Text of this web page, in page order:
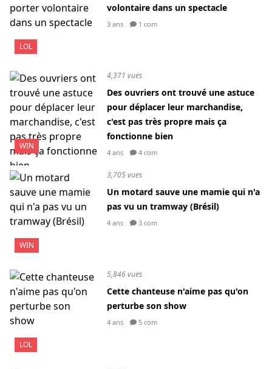
LOL
volontaire dans un spectacle
3 ans 1 com
WIN
4,371 vues
Des ouvriers ont trouvé une astuce
pour déplacer leur marchandise,
c'est pas très propre mais ça
fonctionne bien
4 ans 4 com
WIN
3,705 vues
Un motard sauve une mamie qui n'a
pas vu un tramway (Brésil)
4 ans 3 com
LOL
5,846 vues
Cette chanteuse n'aime pas qu'on
perturbe son show
4 ans 5 com